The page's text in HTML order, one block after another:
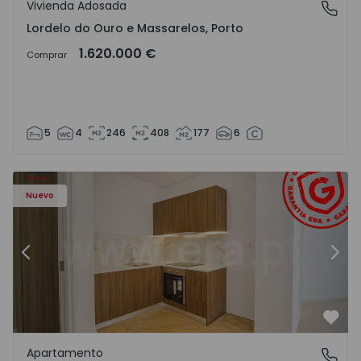
Lordelo do Ouro e Massarelos, Porto
Vivienda Adosada
Lordelo do Ouro e Massarelos, Porto
Comprar 1.620.000 €
5 4 246 408 177 6
Nuevo
Apartamento T1 Gondomar, Rio Tinto - 1575600 - 6
Anterior
Rio Tinto, Porto
Apartamento